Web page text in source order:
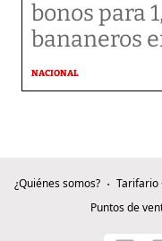
bonos para
bananeros
NACIONAL
¿Quiénes somos? Tarifario
Puntos de